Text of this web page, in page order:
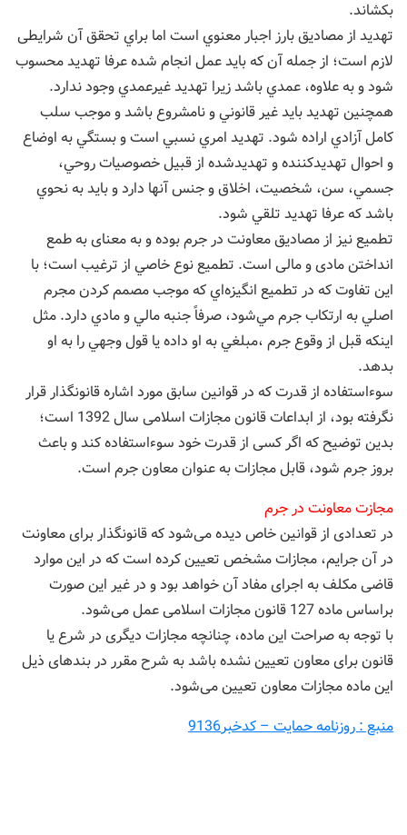
بکشاند.
تهديد از مصاديق بارز اجبار معنوي است اما براي تحقق آن شرايطی
لازم است؛ از جمله آن كه بايد عمل انجام شده عرفا تهديد محسوب
شود و به علاوه، عمدي باشد زيرا تهديد غيرعمدي وجود ندارد.
همچنين تهديد بايد غير قانوني و نامشروع باشد و موجب سلب
كامل آزادي اراده شود. تهديد امري نسبي است و بستگي به اوضاع
و احوال تهديدكننده و تهديدشده از قبيل خصوصيات روحي،
جسمي، سن، شخصيت، اخلاق و جنس آنها دارد و بايد به نحوي
باشد كه عرفا تهديد تلقي شود.
تطمیع نیز از مصادیق معاونت در جرم بوده و به معنای به طمع
انداختن مادی و مالی است. تطميع نوع خاصي از ترغيب است؛ با
اين تفاوت كه در تطميع انگيزه‌اي كه موجب مصمم كردن مجرم
اصلي به ارتكاب جرم مي‌شود، صرفاً جنبه مالي و مادي دارد. مثل
اينكه قبل از وقوع جرم ،مبلغي به او داده يا قول وجهي را به او
بدهد.
سوءاستفاده از قدرت که در قوانین سابق مورد اشاره قانونگذار قرار
نگرفته بود، از ابداعات قانون مجازات اسلامی سال 1392 است؛
بدین توضیح که اگر کسی از قدرت خود سوءاستفاده کند و باعث
بروز جرم شود، قابل مجازات به عنوان معاون جرم است.
مجازت معاونت در جرم
در تعدادی از قوانین خاص دیده می‌شود که قانونگذار برای معاونت
در آن جرایم، مجازات مشخص تعیین کرده است که در این موارد
قاضی مکلف به اجرای مفاد آن خواهد بود و در غیر این صورت
براساس ماده‌ 127 قانون مجازات اسلامی عمل می‌شود.
با توجه به صراحت این ماده، چنانچه مجازات دیگری در شرع یا
قانون برای معاون تعیین نشده باشد به شرح مقرر در بندهای ذیل
این ماده مجازات معاون تعیین می‌شود.
منبع : روزنامه حمایت – کدخبر9136